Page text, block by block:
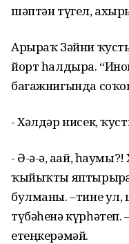
шәптән түгел,
Арыраҡ Зәйни
йорт һалдыра.
багажнигында
- Хәлдәр нисек,
- Ә-ә-ә, ағай,
ҡыйыҡты
булманы. –тине ул,
түбәһенә күрһәтеп.
етеңкерәмәй.